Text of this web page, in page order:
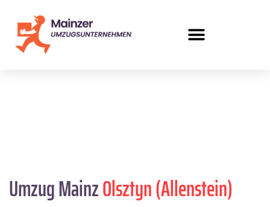
Umzug MainzOlsztyn (Allenstein)